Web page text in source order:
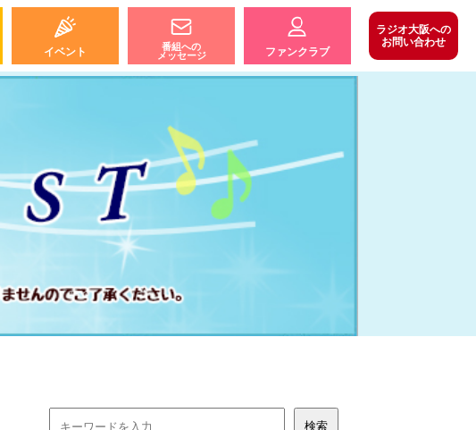
イベント
番組への
メッセージ
ファンクラブ
ラジオ大阪への
お問い合わせ